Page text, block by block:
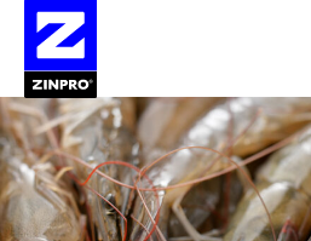
Buscar: